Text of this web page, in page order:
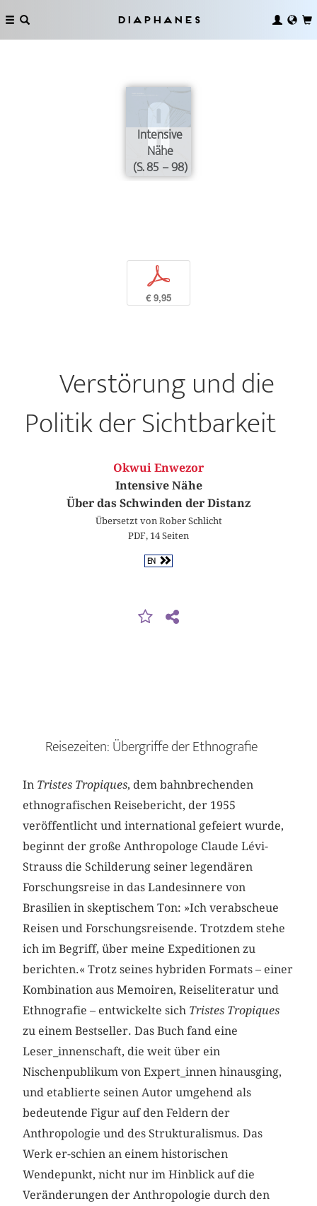
Diaphanes
Intensive
Nähe
(S. 85 – 98)
p
€ 9,95
Verstörung und die
Politik der Sichtbarkeit
Okwui Enwezor
Intensive Nähe
Über das Schwinden der Distanz
Übersetzt von Rober Schlicht
PDF, 14 Seiten
EN
Reisezeiten: Übergriffe der Ethnografie
In Tristes Tropiques, dem bahnbrechenden
ethnografischen Reisebe­richt, der 1955
veröffentlicht und international gefeiert wurde,
beginnt der große Anthropologe Claude Lévi-
Strauss die Schilderung seiner legendären
Forschungsreise in das Landesinnere von
Brasilien in skeptischem Ton: »Ich verabscheue
Reisen und Forschungsrei­sen­­de. Trotzdem stehe
ich im Begriff, über meine Expeditionen zu
berichten.« Trotz seines hybriden Formats – einer
Kombination aus Memoiren, Reiseliteratur und
Ethnografie – entwickelte sich Tristes Tropiques
zu einem Bestseller. Das Buch fand eine
Leser_innenschaft, die weit über ein
Nischenpublikum von Expert_innen hinausging,
und etablierte seinen Autor umgehend als
bedeutende Figur auf den Feldern der
Anthropologie und des Strukturalismus. Das
Werk er-schien an einem historischen
Wendepunkt, nicht nur im Hinblick auf die
Veränderungen der Anthropologie durch den